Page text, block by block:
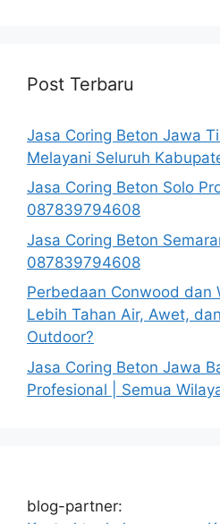
Post Terbaru
Jasa Coring Beton Jawa
Melayani Seluruh
Jasa Coring Beton Solo
087839794608
Jasa Coring Beton
087839794608
Perbedaan Conwood dan
Lebih Tahan Air, Awet,
Outdoor?
Jasa Coring Beton Jawa
Profesional | Semua
blog-partner: